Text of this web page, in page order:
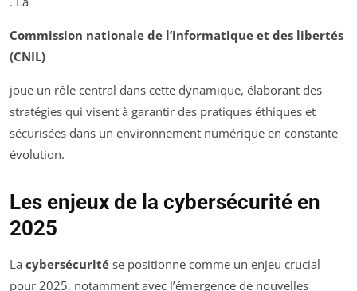
Commission nationale de l’informatique et des libertés
(CNIL)
joue un rôle central dans cette dynamique, élaborant des
stratégies qui visent à garantir des pratiques éthiques et
sécurisées dans un environnement numérique en constante
évolution.
Les enjeux de la cybersécurité en
2025
La cybersécurité se positionne comme un enjeu crucial
pour 2025, notamment avec l’émergence de nouvelles